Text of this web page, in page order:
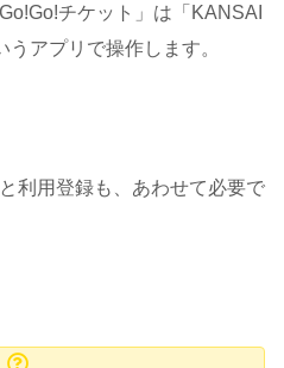
チケット」は「KANSAI
アプリで操作します。
利用登録も、あわせて必要で